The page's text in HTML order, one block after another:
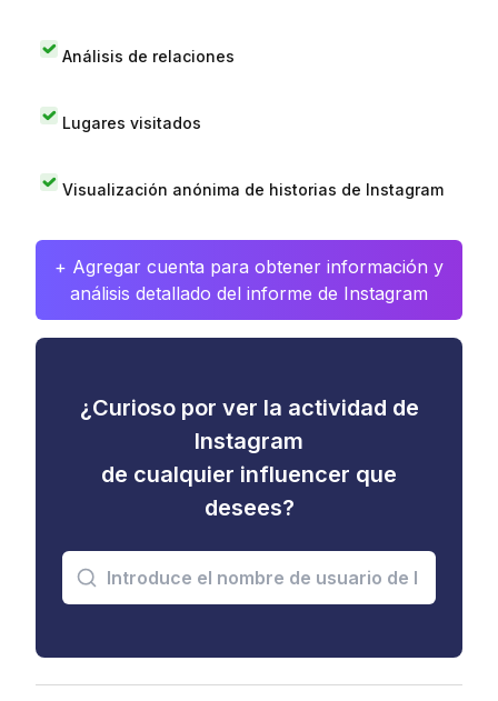
Análisis de relaciones
Lugares visitados
Visualización anónima de historias de Instagram
+ Agregar cuenta para obtener información y
análisis detallado del informe de Instagram
¿Curioso por ver la actividad de
Instagram
de cualquier influencer que
desees?